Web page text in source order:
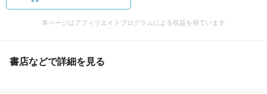
本ページはアフィリエイトプログラムによる収益を得ています
書店などで詳細を見る